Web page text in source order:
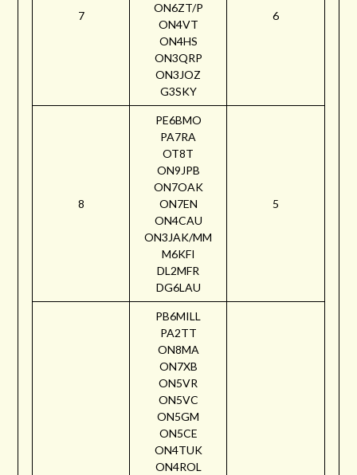
7
ON6ZT/P
ON4VT
ON4HS
ON3QRP
ON3JOZ
G3SKY
6
8
PE6BMO
PA7RA
OT8T
ON9JPB
ON7OAK
ON7EN
ON4CAU
ON3JAK/MM
M6KFI
DL2MFR
DG6LAU
5
PB6MILL
PA2TT
ON8MA
ON7XB
ON5VR
ON5VC
ON5GM
ON5CE
ON4TUK
ON4ROL